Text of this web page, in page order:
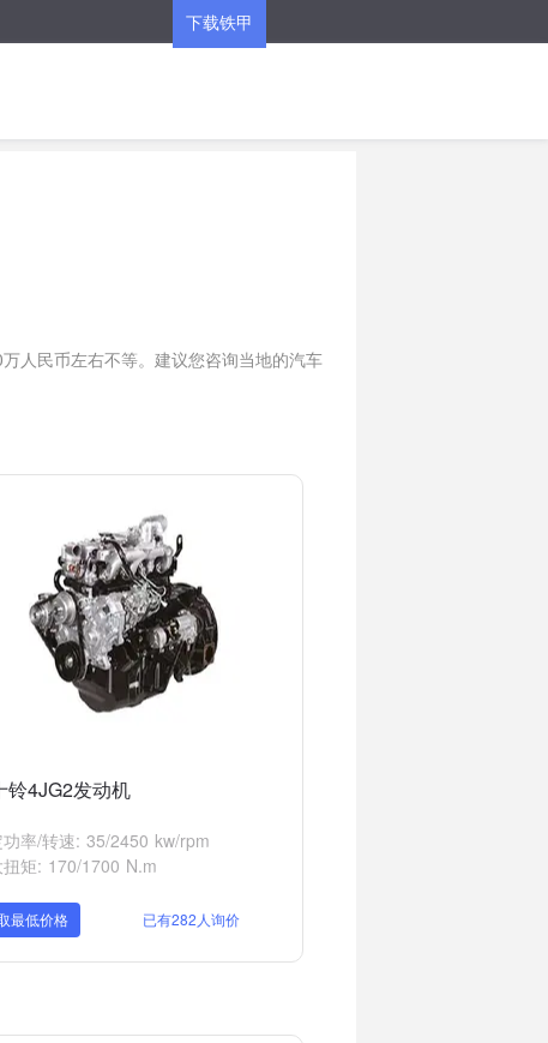
下载铁甲
人民币左右不等。建议您咨询当地的汽车
铃4JG2发动机
功率/转速: 35/2450 kw/rpm
扭矩: 170/1700 N.m
最低价格 已有282人询价